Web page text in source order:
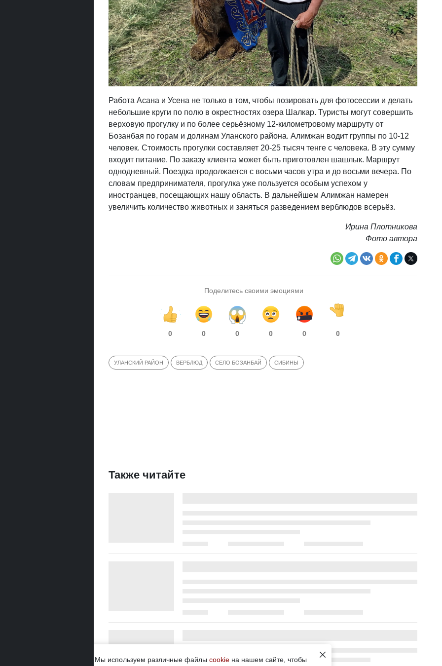
Работа Асана и Усена не только в том, чтобы позировать для фотосессии и делать
небольшие круги по полю в окрестностях озера Шалкар. Туристы могут совершить
верховую прогулку и по более серьёзному 12-километровому маршруту от
Бозанбая по горам и долинам Уланского района. Алимжан водит группы по 10-12
человек. Стоимость прогулки составляет 20-25 тысяч тенге с человека. В эту сумму
входит питание. По заказу клиента может быть приготовлен шашлык. Маршрут
однодневный. Поездка продолжается с восьми часов утра и до восьми вечера. По
словам предпринимателя, прогулка уже пользуется особым успехом у
иностранцев, посещающих нашу область. В дальнейшем Алимжан намерен
увеличить количество животных и заняться разведением верблюдов всерьёз.
Ирина Плотникова
Фото автора
Поделитесь своими эмоциями
0 0 0 0 0 0
УЛАНСКИЙ РАЙОН ВЕРБЛЮД СЕЛО БОЗАНБАЙ СИБИНЫ
Также читайте
Мы используем различные файлы cookie на нашем сайте, чтобы